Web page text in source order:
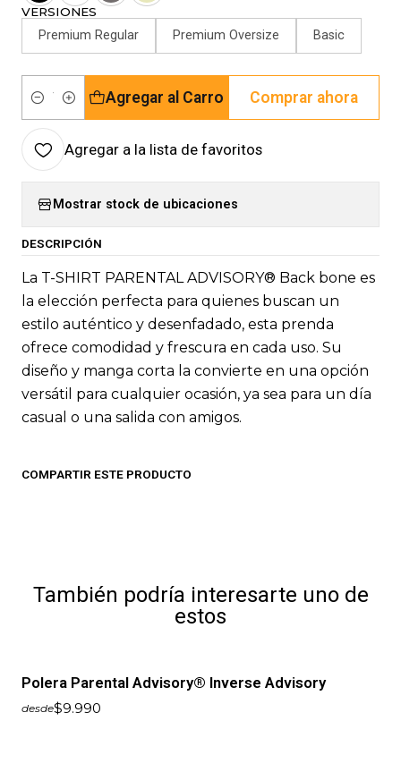
VERSIONES
Premium Regular Premium Oversize Basic
Cantidad
Agregar al Carro Comprar ahora
Agregar a la lista de favoritos
Mostrar stock de ubicaciones
DESCRIPCIÓN
La T-SHIRT PARENTAL ADVISORY® Back bone es
la elección perfecta para quienes buscan un
estilo auténtico y desenfadado, esta prenda
ofrece comodidad y frescura en cada uso. Su
diseño y manga corta la convierte en una opción
versátil para cualquier ocasión, ya sea para un día
casual o una salida con amigos.
COMPARTIR ESTE PRODUCTO
También podría interesarte uno de
estos
Polera Parental Advisory® Inverse Advisory
desde$9.990